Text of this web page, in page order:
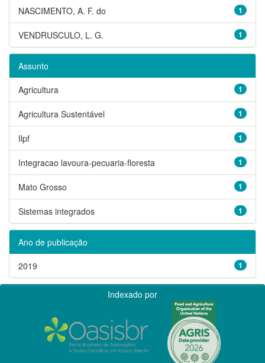
1
NASCIMENTO, A. F. do
1
VENDRUSCULO, L. G.
Assunto
1
Agricultura
1
Agricultura Sustentável
1
Ilpf
1
Integracao lavoura-pecuaria-floresta
1
Mato Grosso
1
Sistemas integrados
Ano de publicação
1
2019
Indexado por